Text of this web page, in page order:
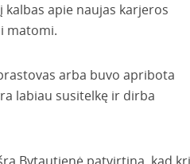
apie naujas karjeros
matomi.
arba buvo apribota
labiau susitelkę ir dirba